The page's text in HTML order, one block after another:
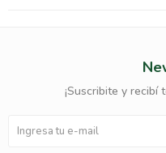
¡Suscribite y recibí